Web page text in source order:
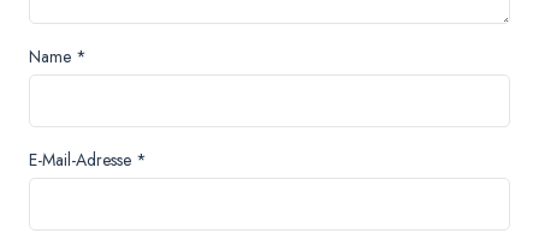
Name *
E-Mail-Adresse *